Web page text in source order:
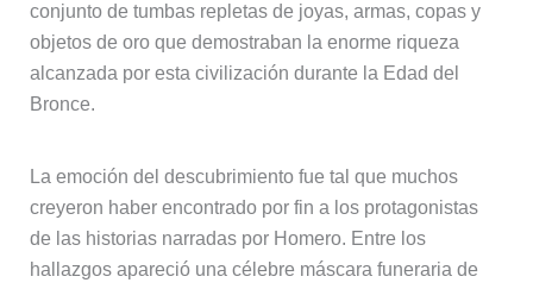
conjunto de tumbas repletas de joyas, armas, copas y
objetos de oro que demostraban la enorme riqueza
alcanzada por esta civilización durante la Edad del
Bronce.
La emoción del descubrimiento fue tal que muchos
creyeron haber encontrado por fin a los protagonistas
de las historias narradas por Homero. Entre los
hallazgos apareció una célebre máscara funeraria de